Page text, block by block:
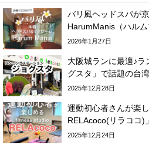
バリ風ヘッドスパが
HarumManis（ハルム
2026年1月27日
大阪城ランに最適♪ラ
グスタ」で話題の台
2025年12月28日
運動初心者さんが楽
RELAcoco(リラココ)」
2025年12月24日